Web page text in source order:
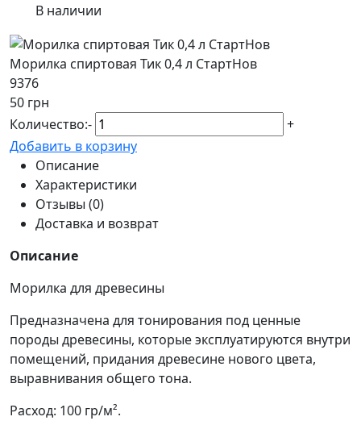
В наличии
Морилка спиртовая Тик 0,4 л СтартНов
9376
50 грн
Количество:-
+
Добавить в корзину
Описание
Характеристики
Отзывы (0)
Доставка и возврат
Описание
Морилка для древесины
Предназначена для тонирования под ценные
породы древесины, которые эксплуатируются внутри
помещений, придания древесине нового цвета,
выравнивания общего тона.
Расход: 100 гр/м².